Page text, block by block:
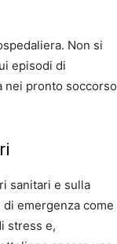
Non si
episodi di
nei pronto soccorso
sanitari e sulla
emergenza come
stress e,